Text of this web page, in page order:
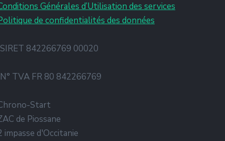
Générales d’Utilisation des services
de confidentialités des données
SIRET 842266769 00020
N° TVA FR 80 842266769
Start
de Piossane
impasse d'Occitanie